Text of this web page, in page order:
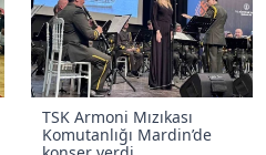
TSK Armoni Mızıkası
Komutanlığı Mardin’de